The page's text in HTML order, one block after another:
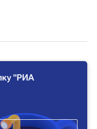
"РИА